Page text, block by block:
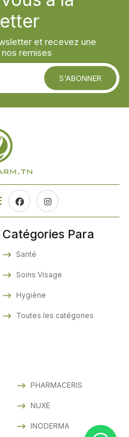
et recevez une
remises
S'ABONNER
PHARMACERIS
NUXE
INODERMA
Catégories Para
Santé
Soins Visage
Hygiène
Toutes les catégories